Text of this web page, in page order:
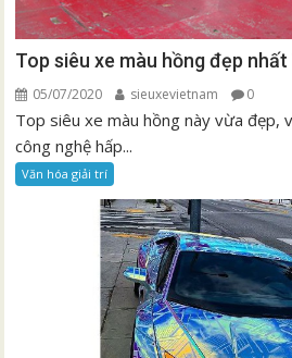
Top siêu xe màu hồng đẹp
05/07/2020 sieuxevietnam 0
Top siêu xe màu hồng này vừa đẹp,
công nghệ hấp...
Văn hóa giải trí